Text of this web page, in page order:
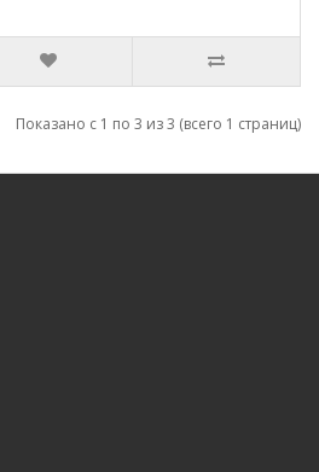
Показано с 1 по 3 из 3 (всего 1 страниц)